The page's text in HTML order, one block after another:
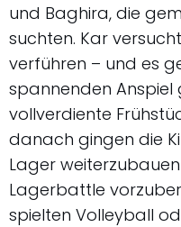
und Baghira, die
suchten. Kar
verführen – und es
spannenden
vollverdiente
danach gingen die
Lager
Lagerbattle
spielten Volleyball